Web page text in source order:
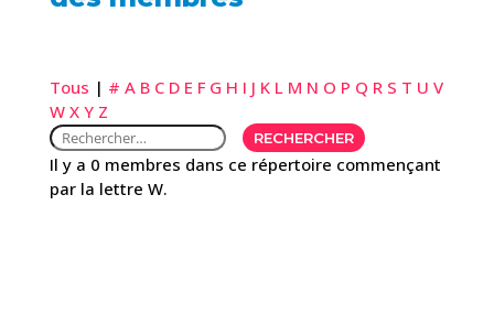
Tous | # A B C D E F G H I J K L M N O P Q R S T U V
W X Y Z
Il y a 0 membres dans ce répertoire commençant
par la lettre W.